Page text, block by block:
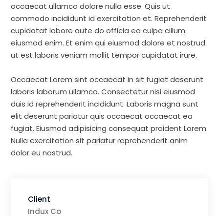
occaecat ullamco dolore nulla esse. Quis ut
commodo incididunt id exercitation et. Reprehenderit
cupidatat labore aute do officia ea culpa cillum
eiusmod enim. Et enim qui eiusmod dolore et nostrud
ut est laboris veniam mollit tempor cupidatat irure.
Occaecat Lorem sint occaecat in sit fugiat deserunt
laboris laborum ullamco. Consectetur nisi eiusmod
duis id reprehenderit incididunt. Laboris magna sunt
elit deserunt pariatur quis occaecat occaecat ea
fugiat. Eiusmod adipisicing consequat proident Lorem.
Nulla exercitation sit pariatur reprehenderit anim
dolor eu nostrud.
Client
Indux Co